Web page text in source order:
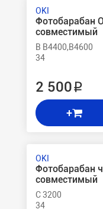
OKI
Фотобарабан
совместимый
B B4400,B4600
34
2 500 ₽
+
OKI
Фотобарабан
совместимый
C 3200
34